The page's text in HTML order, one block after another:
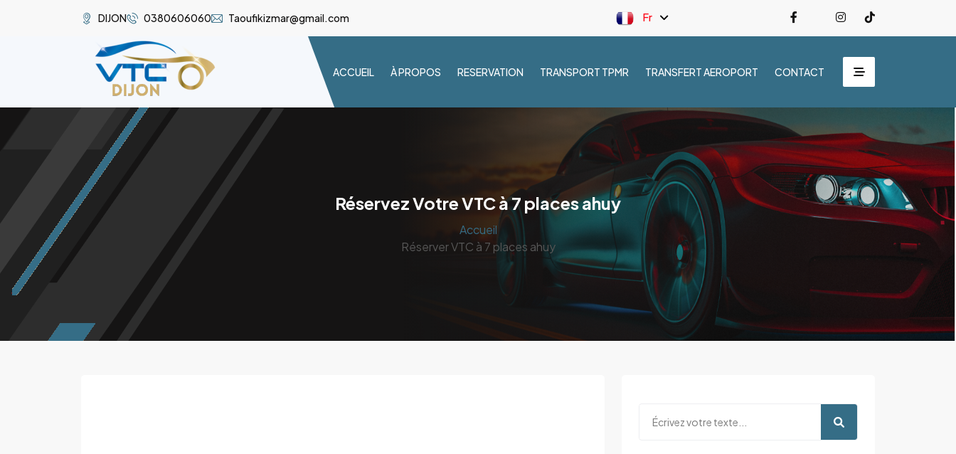
DIJON 0380606060 Taoufikizmar@gmail.com Fr
ACCUEIL À PROPOS RESERVATION TRANSPORT TPMR TRANSFERT AEROPORT CONTACT
Réservez Votre VTC à 7 places ahuy
Accueil
Réserver VTC à 7 places ahuy